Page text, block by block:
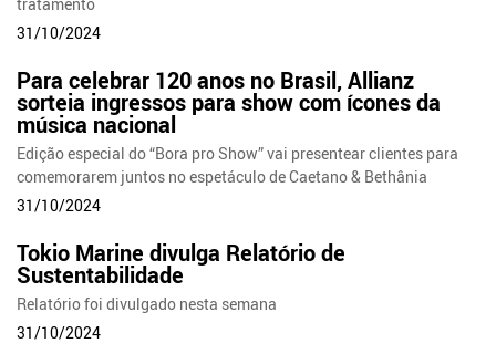
31/10/2024
Para celebrar 120 anos no Brasil, Allianz
sorteia ingressos para show com ícones da
música nacional
Edição especial do “Bora pro Show” vai presentear clientes para
comemorarem juntos no espetáculo de Caetano & Bethânia
31/10/2024
Tokio Marine divulga Relatório de
Sustentabilidade
Relatório foi divulgado nesta semana
31/10/2024